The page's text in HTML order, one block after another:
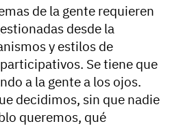
de la gente requieren
desde la
y estilos de
Se tiene que
a la gente a los ojos.
decidimos, sin que nadie
queremos, qué